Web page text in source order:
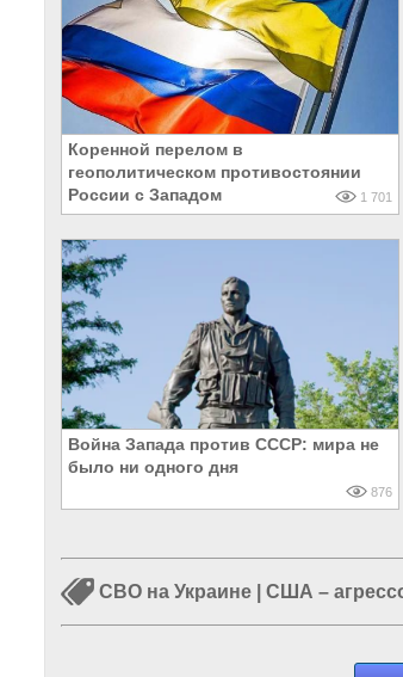
Коренной перелом в
геополитическом противостоянии
России с Западом
1 701
Война Запада против СССР: мира не
было ни одного дня
876
СВО на Украине США –